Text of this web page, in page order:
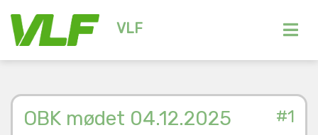
VLF
#1
OBK mødet 04.12.2025